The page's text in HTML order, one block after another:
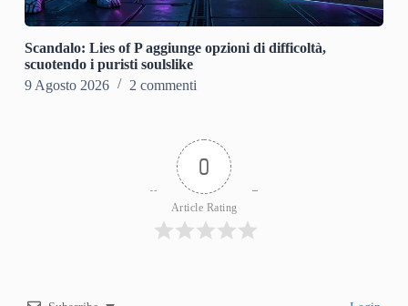
Scandalo: Lies of P aggiunge opzioni di difficoltà,
scuotendo i puristi soulslike
9 Agosto 2026
2 commenti
0
Article Rating